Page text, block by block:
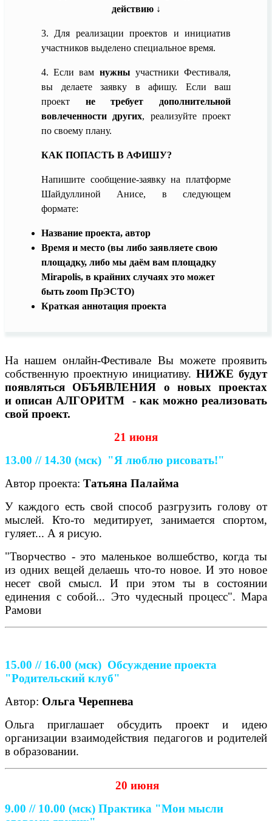
действию ↓
3.
Для реализации проектов и инициатив
участников выделено специальное время.
4. Если вам нужны участники Фестиваля,
вы делаете заявку в афишу. Если ваш
проект не требует дополнительной
вовлеченности других, реализуйте проект
по своему плану.
КАК ПОПАСТЬ В АФИШУ?
Напишите сообщение-заявку на платформе
Шайдуллиной Анисе, в следующем
формате:
Название проекта, автор
Время и место (вы либо заявляете свою
площадку, либо мы даём вам площадку
Mirapolis, в крайних случаях это может
быть zoom ПрЭСТО)
Краткая аннотация проекта
На нашем онлайн-Фестивале Вы можете проявить
собственную проектную инициативу. НИЖЕ будут
появляться ОБЪЯВЛЕНИЯ о новых проектах
иописан АЛГОРИТМ - как можно реализовать
свой проект.
21 июня
13.00 // 14.30 (мск) "Я люблю рисовать!"
Автор проекта: Татьяна Палайма
У каждого есть свой способ разгрузить голову от
мыслей. Кто-то медитирует, занимается спортом,
гуляет... А я рисую.
"Творчество - это маленькое волшебство, когда ты
из одних вещей делаешь что-то новое. И это новое
несет свой смысл. И при этом ты в состоянии
единения с собой... Это чудесный процесс". Мара
Рамови
15.00 // 16.00 (мск) Обсуждение проекта
"Родительский клуб"
Автор: Ольга Черепнева
Ольга приглашает обсудить проект и идею
организации взаимодействия педагогов и родителей
в образовании.
20 июня
9.00 // 10.00 (мск) Практика "Мои мысли